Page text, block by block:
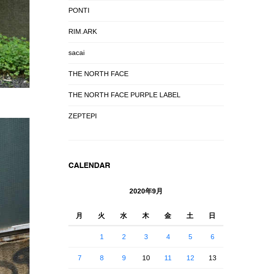
PONTI
RIM.ARK
sacai
THE NORTH FACE
THE NORTH FACE PURPLE LABEL
ZEPTEPI
CALENDAR
2020年9月
月 火 水 木 金 土 日
1 2 3 4 5 6
7 8 9 10 11 12 13